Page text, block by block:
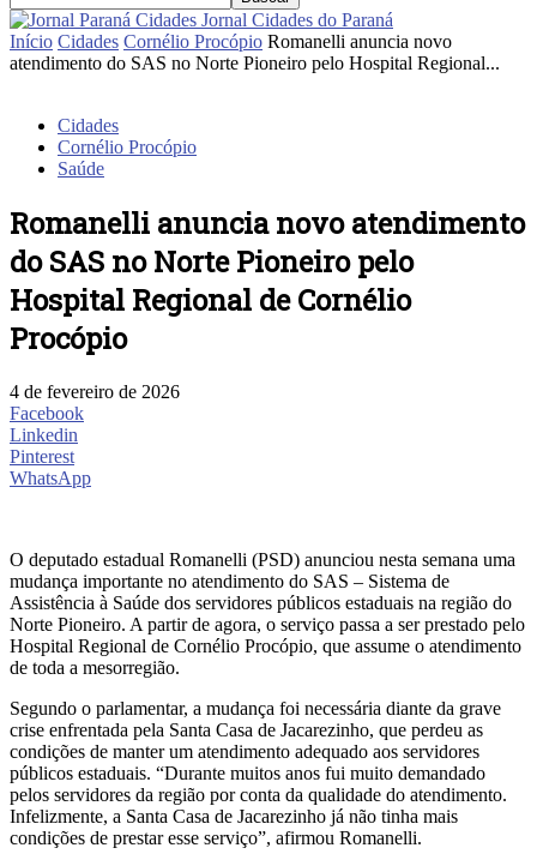
Jornal Cidades do Paraná
Início Cidades Cornélio Procópio Romanelli anuncia novo
atendimento do SAS no Norte Pioneiro pelo Hospital Regional...
Cidades
Cornélio Procópio
Saúde
Romanelli anuncia novo atendimento
do SAS no Norte Pioneiro pelo
Hospital Regional de Cornélio
Procópio
4 de fevereiro de 2026
Facebook
Linkedin
Pinterest
WhatsApp
O deputado estadual Romanelli (PSD) anunciou nesta semana uma
mudança importante no atendimento do SAS – Sistema de
Assistência à Saúde dos servidores públicos estaduais na região do
Norte Pioneiro. A partir de agora, o serviço passa a ser prestado pelo
Hospital Regional de Cornélio Procópio, que assume o atendimento
de toda a mesorregião.
Segundo o parlamentar, a mudança foi necessária diante da grave
crise enfrentada pela Santa Casa de Jacarezinho, que perdeu as
condições de manter um atendimento adequado aos servidores
públicos estaduais. “Durante muitos anos fui muito demandado
pelos servidores da região por conta da qualidade do atendimento.
Infelizmente, a Santa Casa de Jacarezinho já não tinha mais
condições de prestar esse serviço”, afirmou Romanelli.